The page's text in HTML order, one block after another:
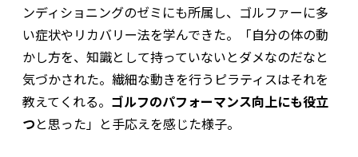
ンディショニングのゼミにも所属し、ゴルファーに多
い症状やリカバリー法を学んできた。「自分の体の動
かし方を、知識として持っていないとダメなのだなと
気づかされた。繊細な動きを行うピラティスはそれを
教えてくれる。 ゴルフのパフォーマンス向上にも役立
つと思った」と手応えを感じた様子。